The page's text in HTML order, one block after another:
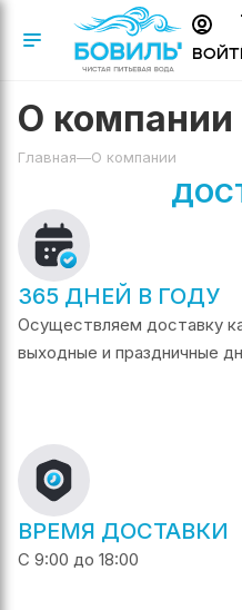
О компании
Главная—О компании
365 ДНЕЙ В ГОДУ
Осуществляем доставку
выходные и праздничные
ВРЕМЯ ДОСТАВКИ
С 9:00 до 18:00